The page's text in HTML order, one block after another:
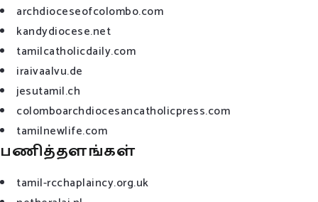
archdioceseofcolombo.com
kandydiocese.net
tamilcatholicdaily.com
iraivaalvu.de
jesutamil.ch
colomboarchdiocesancatholicpress.com
tamilnewlife.com
பணித்தளங்கள்
tamil-rcchaplaincy.org.uk